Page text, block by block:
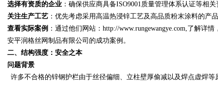
ar
选择有资质的企业 ：确保供应商具备ISO9001质量管理体系认证等相关
关注生产工艺 ：优先考虑采用高温热浸锌工艺及高品质粉末涂料的产
查看实际案例 ：通过他们网站： http://www.rungewangye.com,了解详
安平润格丝网制品有限公司的成功案例。
二、结构强度：安全之本
问题背景
许多不合格的锌钢护栏由于丝径偏细、立柱壁厚偷减以及焊点虚焊